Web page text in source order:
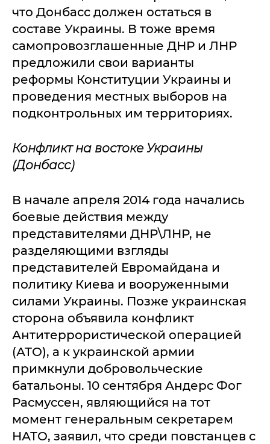
что Донбасс должен остаться в
составе Украины. В тоже время
самопровозглашенные ДНР и ЛНР
предложили свои варианты
реформы Конституции Украины и
проведения местных выборов на
подконтрольных им территориях.
Конфликт на востоке Украины
(Донбасс)
В начале апреля 2014 года начались
боевые действия между
представителями ДНР\ЛНР, не
разделяющими взгляды
представителей Евромайдана и
политику Киева и вооруженными
силами Украины. Позже украинская
сторона объявила конфликт
Антитеррористической операцией
(АТО), а к украинской армии
примкнули добровольческие
батальоны. 10 сентября Андерс Фог
Расмуссен, являющийся на тот
момент генеральным секретарем
НАТО, заявил, что среди повстанцев с